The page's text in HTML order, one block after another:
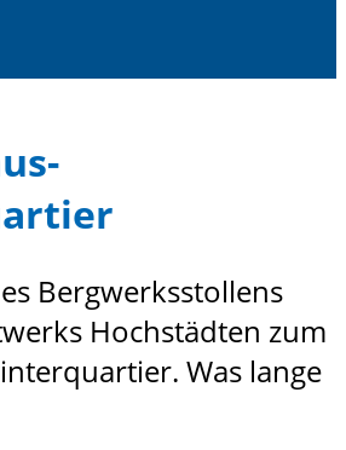
Bergwerksstollens
Hochstädten zum
Was lange